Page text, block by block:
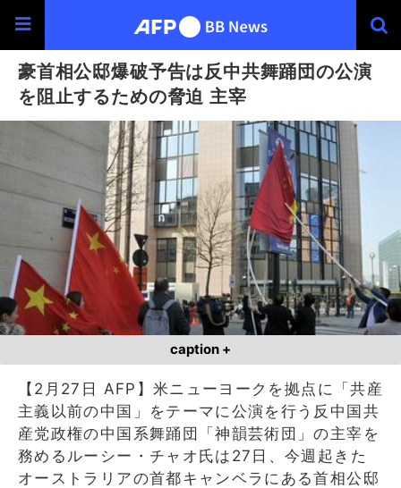
豪首相公邸爆破予告は反中共舞踊団の公演
を阻止するための脅迫 主宰
caption +
【2月27日 AFP】米ニューヨークを拠点に「共産
主義以前の中国」をテーマに公演を行う反中国共
産党政権の中国系舞踊団「神韻芸術団」の主宰を
務めるルーシー・チャオ氏は27日、今週起きた
オーストラリアの首都キャンベラにある首相公邸